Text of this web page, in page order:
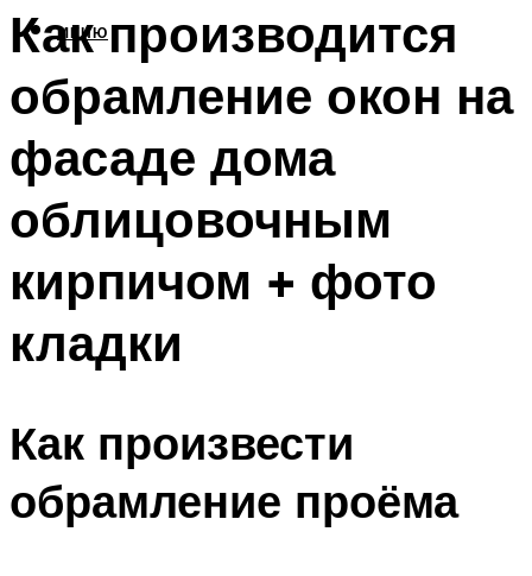
МЕНЮ
Как производится
обрамление окон на
фасаде дома
облицовочным
кирпичом + фото
кладки
Как произвести
обрамление проёма